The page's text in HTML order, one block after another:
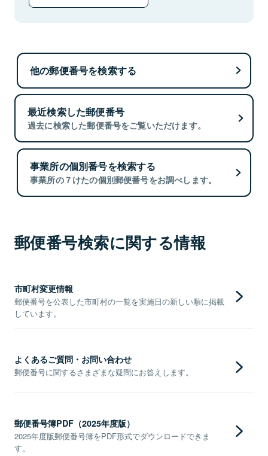
他の郵便番号を検索する
最近検索した郵便番号
過去に検索した郵便番号をご覧いただけます。
事業所の個別番号を検索する
事業所の７けたの個別郵便番号をお調べします。
郵便番号検索に関する情報
市町村変更情報
郵便番号を公表した市町村の一覧を実施日の新しい順に掲載
しています。
よくあるご質問・お問い合わせ
郵便番号に関するさまざまな疑問にお答えします。
郵便番号簿PDF（2025年度版）
2025年度版郵便番号簿をPDF形式でダウンロードできま
す。